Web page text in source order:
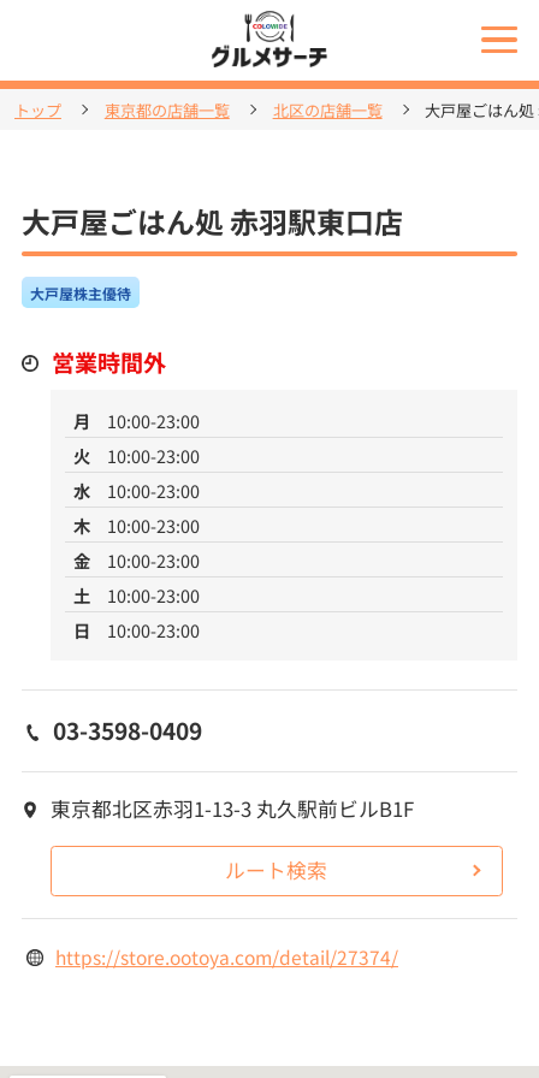
トップ 東京都の店舗一覧 北区の店舗一覧 大戸屋ごはん
大戸屋ごはん処 赤羽駅東口店
大戸屋株主優待
営業時間外
月
10:00-23:00
火
10:00-23:00
水
10:00-23:00
木
10:00-23:00
金
10:00-23:00
土
10:00-23:00
日
10:00-23:00
03-3598-0409
東京都北区赤羽1-13-3 丸久駅前ビルB1F
ルート検索
https://store.ootoya.com/detail/27374/